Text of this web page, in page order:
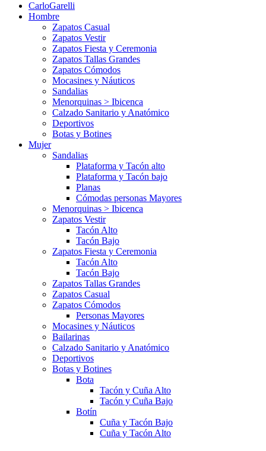
CarloGarelli
Hombre
Zapatos Casual
Zapatos Vestir
Zapatos Fiesta y Ceremonia
Zapatos Tallas Grandes
Zapatos Cómodos
Mocasines y Náuticos
Sandalias
Menorquinas > Ibicenca
Calzado Sanitario y Anatómico
Deportivos
Botas y Botines
Mujer
Sandalias
Plataforma y Tacón alto
Plataforma y Tacón bajo
Planas
Cómodas personas Mayores
Menorquinas > Ibicenca
Zapatos Vestir
Tacón Alto
Tacón Bajo
Zapatos Fiesta y Ceremonia
Tacón Alto
Tacón Bajo
Zapatos Tallas Grandes
Zapatos Casual
Zapatos Cómodos
Personas Mayores
Mocasines y Náuticos
Bailarinas
Calzado Sanitario y Anatómico
Deportivos
Botas y Botines
Bota
Tacón y Cuña Alto
Tacón y Cuña Bajo
Botín
Cuña y Tacón Bajo
Cuña y Tacón Alto